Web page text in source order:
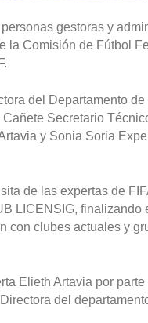
gestoras y
la Comisión de Fútbol
del Departamento
Secretario
y Sonia Soria
de las expertas de
LICENSIG, finalizando
con clubes actuales y
Elieth Artavia por
del